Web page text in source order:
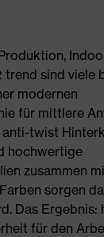
trend sind viele
modernen
für mittlere
anti-twist
hochwertige
zusammen
sorgen
Das Ergebnis:
für den